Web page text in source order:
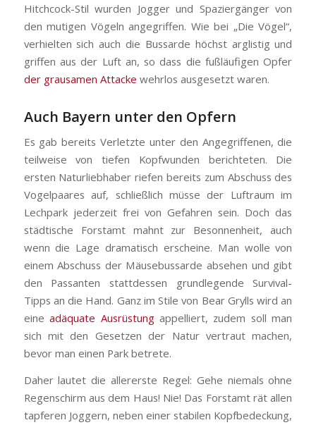
Hitchcock-Stil wurden Jogger und Spaziergänger von
den mutigen Vögeln angegriffen. Wie bei „Die Vögel“,
verhielten sich auch die Bussarde höchst arglistig und
griffen aus der Luft an, so dass die fußläufigen Opfer
der grausamen Attacke wehrlos ausgesetzt waren.
Auch Bayern unter den Opfern
Es gab bereits Verletzte unter den Angegriffenen, die
teilweise von tiefen Kopfwunden berichteten. Die
ersten Naturliebhaber riefen bereits zum Abschuss des
Vogelpaares auf, schließlich müsse der Luftraum im
Lechpark jederzeit frei von Gefahren sein. Doch das
städtische Forstamt mahnt zur Besonnenheit, auch
wenn die Lage dramatisch erscheine. Man wolle von
einem Abschuss der Mäusebussarde absehen und gibt
den Passanten stattdessen grundlegende Survival-
Tipps an die Hand. Ganz im Stile von Bear Grylls wird an
eineadäquate Ausrüstungappelliert, zudem soll man
sich mit den Gesetzen der Natur vertraut machen,
bevor man einen Park betrete.
Daher lautet die allererste Regel: Gehe niemals ohne
Regenschirm aus dem Haus! Nie! Das Forstamt rät allen
tapferen Joggern, neben einer stabilen Kopfbedeckung,